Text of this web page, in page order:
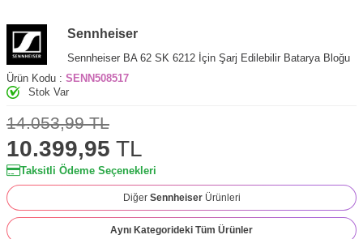
Sennheiser
Sennheiser BA 62 SK 6212 İçin Şarj Edilebilir Batarya Bloğu
Ürün Kodu : SENN508517
Stok Var
14.053,99TL
10.399,95 TL
Taksitli Ödeme Seçenekleri
Diğer Sennheiser Ürünleri
Aynı Kategorideki Tüm Ürünler